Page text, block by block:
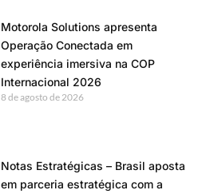
Motorola Solutions apresenta
Operação Conectada em
experiência imersiva na COP
Internacional 2026
8 de agosto de 2026
Notas Estratégicas – Brasil aposta
em parceria estratégica com a